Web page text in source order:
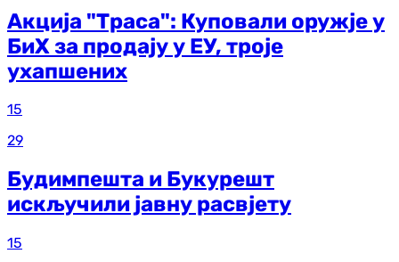
Акција "Траса": Куповали оружје у
БиХ за продају у ЕУ, троје
ухапшених
15
29
Будимпешта и Букурешт
искључили јавну расвјету
15